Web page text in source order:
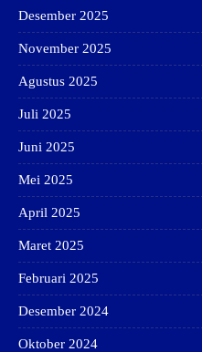
Desember 2025
November 2025
Agustus 2025
Juli 2025
Juni 2025
Mei 2025
April 2025
Maret 2025
Februari 2025
Desember 2024
Oktober 2024